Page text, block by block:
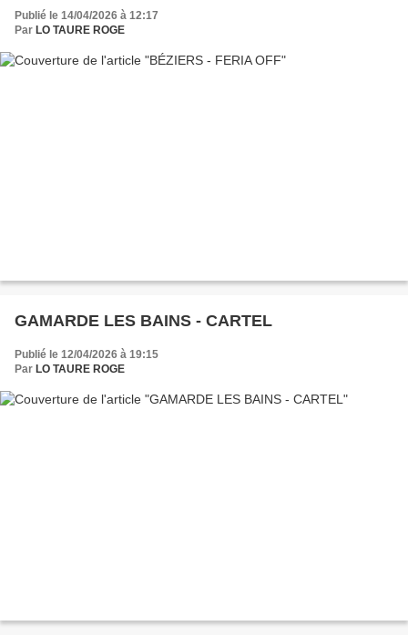
Publié le 14/04/2026 à 12:17
Par LO TAURE ROGE
GAMARDE LES BAINS - CARTEL
Publié le 12/04/2026 à 19:15
Par LO TAURE ROGE